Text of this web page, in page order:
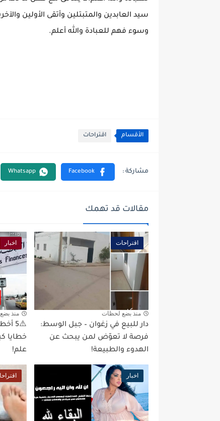
سيد العابدين والمتبتلين وأتقى الأولين
وسوء فهم للعبادة والله أعلم.
الأقسام اقتراحات
مقالات قد تهمك
اقتراحات
منذ بضع لحظات
دار للبيع في زغوان – جبل الوسط:
فرصة لا تعوّض لمن يبحث عن
الهدوء والطبيعة!
اخبار
منذ
⚠️5
خطايا
علم!
اخبار